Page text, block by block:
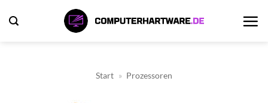
Inhalt
Start » Prozessoren